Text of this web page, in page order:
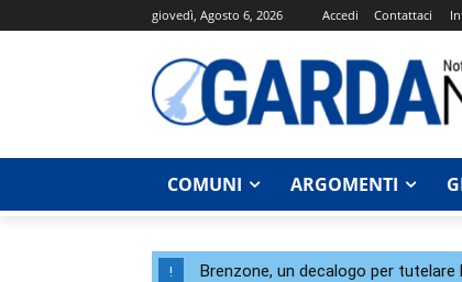
giovedì, Agosto 6, 2026 Accedi Contattaci
COMUNI ARGOMENTI
! Brenzone, un decalogo per tutelare